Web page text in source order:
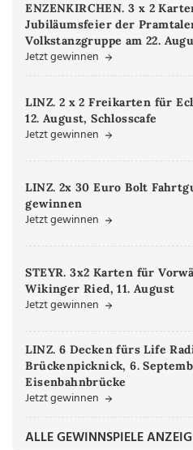
ENZENKIRCHEN. 3 x 2
Jubiläumsfeier der
Volkstanzgruppe am 22.
Jetzt gewinnen
LINZ. 2 x 2 Freikarten für
12. August, Schlosscafe
Jetzt gewinnen
LINZ. 2x 30 Euro Bolt
gewinnen
Jetzt gewinnen
STEYR. 3x2 Karten für
Wikinger Ried, 11. August
Jetzt gewinnen
LINZ. 6 Decken fürs Life
Brückenpicknick, 6.
Eisenbahnbrücke
Jetzt gewinnen
ALLE GEWINNSPIELE